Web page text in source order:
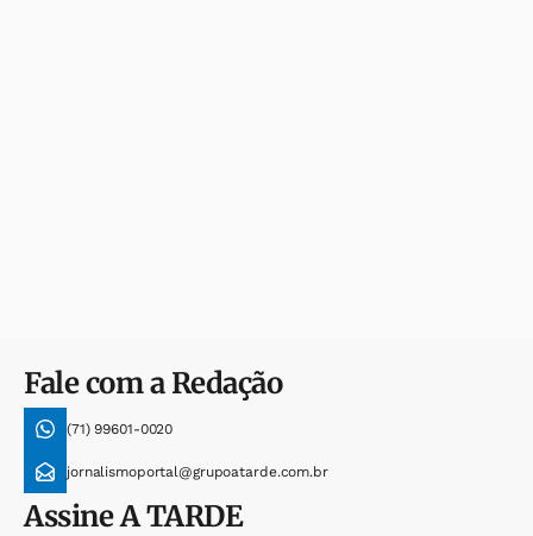
Fale com a Redação
(71) 99601-0020
jornalismoportal@grupoatarde.com.br
AssineA TARDE